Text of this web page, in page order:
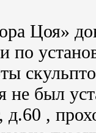
Цоя»
по
не был
д.60 ,